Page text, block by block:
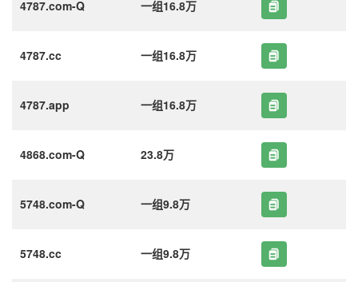
4787.com-Q 一组16.8万
4787.cc 一组16.8万
4787.app 一组16.8万
4868.com-Q 23.8万
5748.com-Q 一组9.8万
5748.cc 一组9.8万